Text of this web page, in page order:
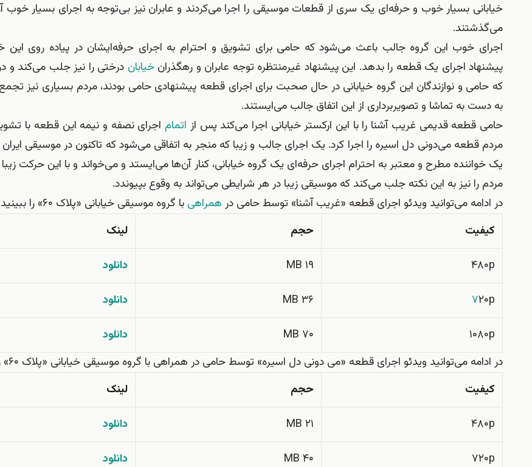
خیابانی بسیار خوب و حرفه‌ای یک سری از قطعات موسیقی را اجرا می‌کردند و عابران نیز بی‌توجه به اجرای بسیار خوب
می‌گذشتند.
اجرای خوب این گروه جالب باعث می‌شود که حامی برای تشویق و احترام به اجرای حرفه‌ایشان در پیاده روى این
پیشنهاد اجرای یک قطعه را بدهد. این پیشنهاد غیرمنتظره توجه عابران و رهگذرانخیابان درختی را نیز جلب می‌کند و
که حامی و نوازندگان این گروه خیابانی در حال صحبت برای اجرای قطعه پیشنهادی حامی بودند، مردم بسیاری نیز
به دست به تماشا و تصویربردارى از این اتفاق جالب می‌ایستند.
حامی قطعه قدیمی غریب آشنا را با این ارکستر خیابانی اجرا می‌کند پس از اتمام اجراى نصفه و نیمه این قطعه با
مردم قطعه می‌دونى دل اسیره را اجرا کرد. یک اجرای جالب و زیبا که منجر به اتفاقی می‌شود که تاکنون در موسیقی
یک خواننده مطرح و معتبر به احترام اجرای حرفه‌ای یک گروه خیابانی، کنار آن‌ها می‌ایستد و می‌خواند و با این حرکت
مردم را نیز به این نکته جلب می‌کند که موسیقی زیبا در هر شرایطی می‌تواند به وقوع بپیوندد.
در ادامه می‌توانید ویدئو اجرای قطعه «غریب آشنا» توسط حامی در همراهی با گروه موسیقی خیابانی «پلاک ۶۰» را ببینید.
کیفیت
حجم لینک
۴۸۰p ۱۹ MB دانلود
۷۲۰p ۳۶ MB دانلود
۱۰۸۰p ۷۰ MB
دانلود
در ادامه می‌توانید ویدئو اجرای قطعه «می دونی دل اسیره» توسط حامی در همراهی با گروه موسیقی خیابانی «پلاک ۶۰» را ببینید.
کیفیت
حجم لینک
۴۸۰p ۲۱ MB دانلود
۷۲۰p ۴۰ MB دانلود